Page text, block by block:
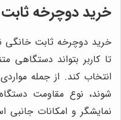
خرید دوچرخه
خرید دوچرخه ثابت خانگی
تا کاربر بتواند دستگاهی
انتخاب کند. از جمله
شوند، نوع مقاومت
نمایشگر و امکانات